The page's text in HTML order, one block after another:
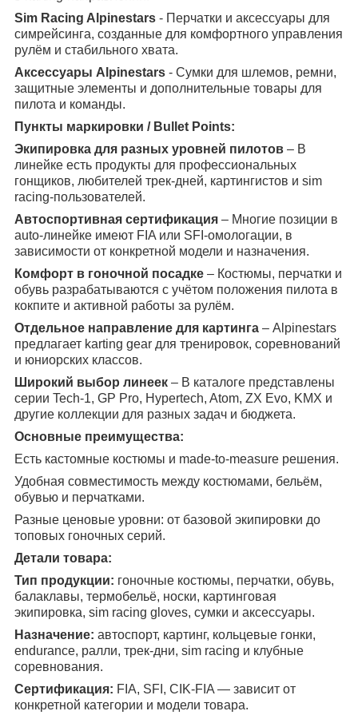
Sim Racing Alpinestars - Перчатки и аксессуары для
симрейсинга, созданные для комфортного управления
рулём и стабильного хвата.
Аксессуары Alpinestars - Сумки для шлемов, ремни,
защитные элементы и дополнительные товары для
пилота и команды.
Пункты маркировки / Bullet Points:
Экипировка для разных уровней пилотов – В
линейке есть продукты для профессиональных
гонщиков, любителей трек-дней, картингистов и sim
racing-пользователей.
Автоспортивная сертификация – Многие позиции в
auto-линейке имеют FIA или SFI-омологации, в
зависимости от конкретной модели и назначения.
Комфорт в гоночной посадке – Костюмы, перчатки и
обувь разрабатываются с учётом положения пилота в
кокпите и активной работы за рулём.
Отдельное направление для картинга – Alpinestars
предлагает karting gear для тренировок, соревнований
и юниорских классов.
Широкий выбор линеек – В каталоге представлены
серии Tech-1, GP Pro, Hypertech, Atom, ZX Evo, KMX и
другие коллекции для разных задач и бюджета.
Основные преимущества:
Есть кастомные костюмы и made-to-measure решения.
Удобная совместимость между костюмами, бельём,
обувью и перчатками.
Разные ценовые уровни: от базовой экипировки до
топовых гоночных серий.
Детали товара:
Тип продукции: гоночные костюмы, перчатки, обувь,
балаклавы, термобельё, носки, картинговая
экипировка, sim racing gloves, сумки и аксессуары.
Назначение: автоспорт, картинг, кольцевые гонки,
endurance, ралли, трек-дни, sim racing и клубные
соревнования.
Сертификация: FIA, SFI, CIK-FIA — зависит от
конкретной категории и модели товара.